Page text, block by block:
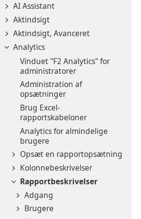
AI Assistant
Aktindsigt
Aktindsigt, Avanceret
Analytics
Vinduet "F2 Analytics" for
administratorer
Administration af
opsætninger
Brug Excel-
rapportskabeloner
Analytics for almindelige
brugere
Opsæt en rapportopsætning
Kolonnebeskrivelser
Rapportbeskrivelser
Adgang
Brugere